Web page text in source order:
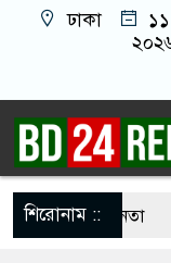
ঢাকা
শিরোনাম ::
৬ নেতা